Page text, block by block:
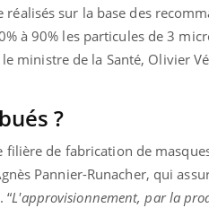
sur la base des
à 90% les particules de 3
ministre de la Santé, Olivier
?
de fabrication de
Pannier-Runacher, qui
“L'approvisionnement, par la